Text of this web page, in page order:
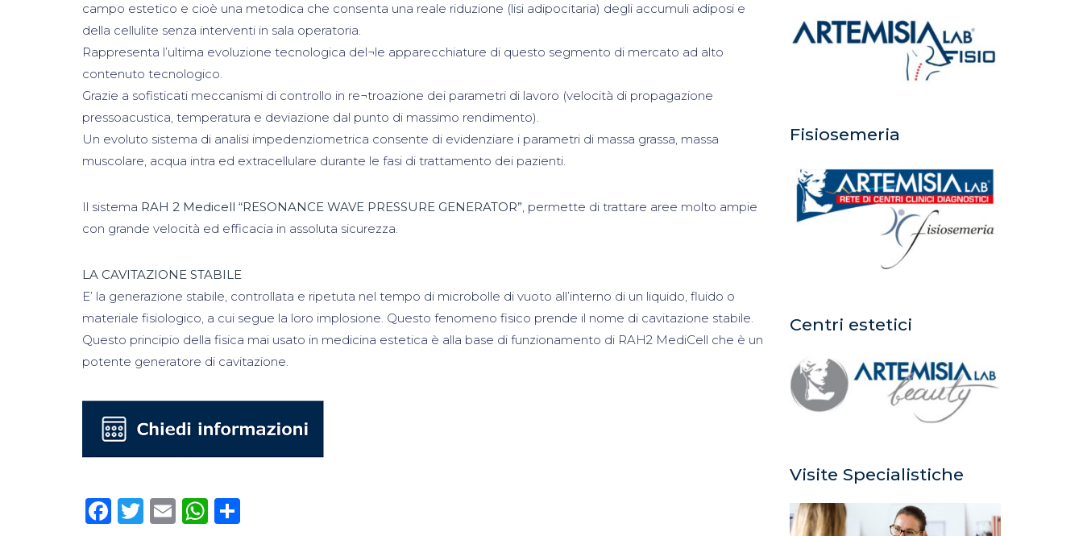
campo estetico e cioè una metodica che consenta una reale riduzione (lisi adipocitaria) degli accumuli adiposi e
della cellulite senza interventi in sala operatoria.
Rappresenta l’ultima evoluzione tecnologica del¬le apparecchiature di questo segmento di mercato ad alto
contenuto tecnologico.
Grazie a sofisticati meccanismi di controllo in re¬troazione dei parametri di lavoro (velocità di propagazione
pressoacustica, temperatura e deviazione dal punto di massimo rendimento).
Un evoluto sistema di analisi impedenziometrica consente di evidenziare i parametri di massa grassa, massa
muscolare, acqua intra ed extracellulare durante le fasi di trattamento dei pazienti.
Il sistema RAH 2 Medicell “RESONANCE WAVE PRESSURE GENERATOR”, permette di trattare aree molto ampie
con grande velocità ed efficacia in assoluta sicurezza.
LA CAVITAZIONE STABILE
E’ la generazione stabile, controllata e ripetuta nel tempo di microbolle di vuoto all’interno di un liquido, fluido o
materiale fisiologico, a cui segue la loro implosione. Questo fenomeno fisico prende il nome di cavitazione stabile.
Questo principio della fisica mai usato in medicina estetica è alla base di funzionamento di RAH2 MediCell che è un
potente generatore di cavitazione.
Facebook
Twitter
EmailWhatsApp
Fisiosemeria
Centri estetici
Visite Specialistiche